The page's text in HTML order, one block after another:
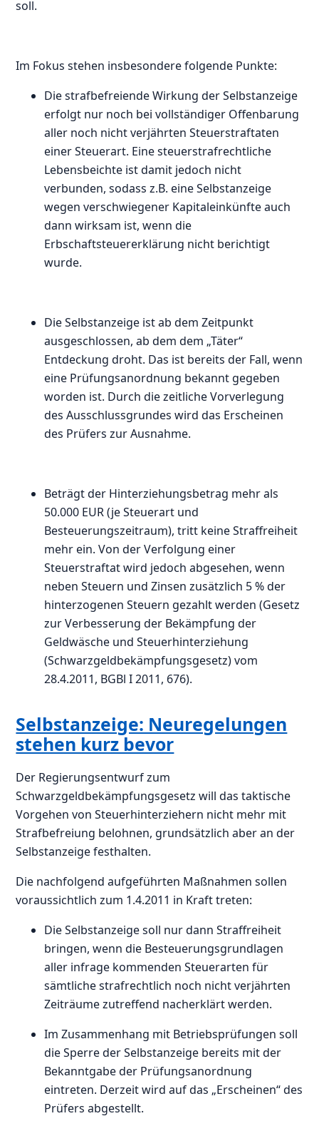
soll.
Im Fokus stehen insbesondere folgende Punkte:
Die strafbefreiende Wirkung der Selbstanzeige
erfolgt nur noch bei vollständiger Offenbarung
aller noch nicht verjährten Steuerstraftaten
einer Steuerart. Eine steuerstrafrechtliche
Lebensbeichte ist damit jedoch nicht
verbunden, sodass z.B. eine Selbstanzeige
wegen verschwiegener Kapitaleinkünfte auch
dann wirksam ist, wenn die
Erbschaftsteuererklärung nicht berichtigt
wurde.
Die Selbstanzeige ist ab dem Zeitpunkt
ausgeschlossen, ab dem dem „Täter“
Entdeckung droht. Das ist bereits der Fall, wenn
eine Prüfungsanordnung bekannt gegeben
worden ist. Durch die zeitliche Vorverlegung
des Ausschlussgrundes wird das Erscheinen
des Prüfers zur Ausnahme.
Beträgt der Hinterziehungsbetrag mehr als
50.000 EUR (je Steuerart und
Besteuerungszeitraum), tritt keine Straffreiheit
mehr ein. Von der Verfolgung einer
Steuerstraftat wird jedoch abgesehen, wenn
neben Steuern und Zinsen zusätzlich 5 % der
hinterzogenen Steuern gezahlt werden (Gesetz
zur Verbesserung der Bekämpfung der
Geldwäsche und Steuerhinterziehung
(Schwarzgeldbekämpfungsgesetz) vom
28.4.2011, BGBl I 2011, 676).
Selbstanzeige: Neuregelungen
stehen kurz bevor
Der Regierungsentwurf zum
Schwarzgeldbekämpfungsgesetz will das taktische
Vorgehen von Steuerhinterziehern nicht mehr mit
Strafbefreiung belohnen, grundsätzlich aber an der
Selbstanzeige festhalten.
Die nachfolgend aufgeführten Maßnahmen sollen
voraussichtlich zum 1.4.2011 in Kraft treten:
Die Selbstanzeige soll nur dann Straffreiheit
bringen, wenn die Besteuerungsgrundlagen
aller infrage kommenden Steuerarten für
sämtliche strafrechtlich noch nicht verjährten
Zeiträume zutreffend nacherklärt werden.
Im Zusammenhang mit Betriebsprüfungen soll
die Sperre der Selbstanzeige bereits mit der
Bekanntgabe der Prüfungsanordnung
eintreten. Derzeit wird auf das „Erscheinen“ des
Prüfers abgestellt.